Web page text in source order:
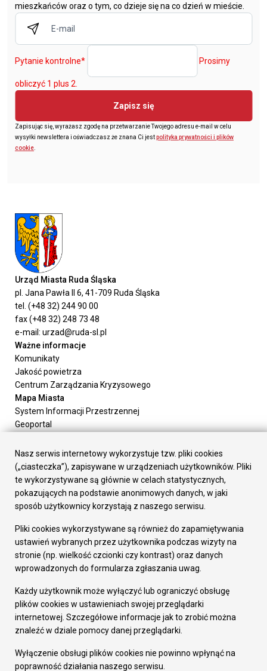
mieszkańców oraz o tym, co dzieje się na co dzień w mieście.
Pytanie kontrolne* Prosimy
obliczyć 1 plus 2.
Zapisz się
Zapisując się, wyrażasz zgodę na przetwarzanie Twojego adresu e-mail w celu
wysyłki newslettera i oświadczasz że znana Ci jestpolityka prywatności i plików
cookie
Urząd Miasta Ruda Śląska
pl. Jana Pawła II 6, 41-709 Ruda Śląska
tel. (+48 32) 244 90 00
fax (+48 32) 248 73 48
e-mail: urzad@ruda-sl.pl
Ważne informacje
Komunikaty
Jakość powietrza
Centrum Zarządzania Kryzysowego
Mapa Miasta
System Informacji Przestrzennej
Geoportal
Załatw sprawę
Prezydent Miasta
Rada Miasta
Wydziały
Elektroniczna Skrzynka Podawcza
Gospodarka
Fundusze europejskie
Środki krajowe
Oferty inwestycyjne
Pozostałe
Deklaracja dostępności
Dane osobowe
Dodaj opinię o witrynie
Nasz serwis internetowy wykorzystuje tzw. pliki cookies
(„ciasteczka”), zapisywane w urządzeniach użytkowników. Pliki
te wykorzystywane są głównie w celach statystycznych,
pokazujących na podstawie anonimowych danych, w jaki
sposób użytkownicy korzystają z naszego serwisu.
Pliki cookies wykorzystywane są również do zapamiętywania
ustawień wybranych przez użytkownika podczas wizyty na
stronie (np. wielkość czcionki czy kontrast) oraz danych
wprowadzonych do formularza zgłaszania uwag.
Każdy użytkownik może wyłączyć lub ograniczyć obsługę
plików cookies w ustawieniach swojej przeglądarki
internetowej. Szczegółowe informacje jak to zrobić można
znaleźć w dziale pomocy danej przeglądarki.
Wyłączenie obsługi plików cookies nie powinno wpłynąć na
poprawność działania naszego serwisu.